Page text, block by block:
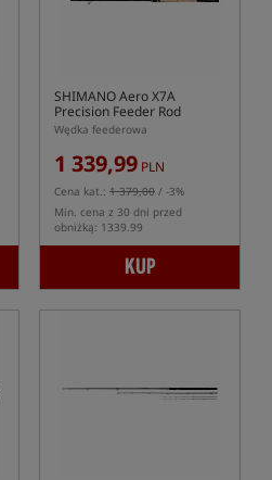
SHIMANO Aero X7A
Precision Feeder Rod
Wędka feederowa
1 339,99 PLN
Cena kat.: 1 379,00 / -3%
Min. cena z 30 dni przed
obniżką: 1339.99
KUP